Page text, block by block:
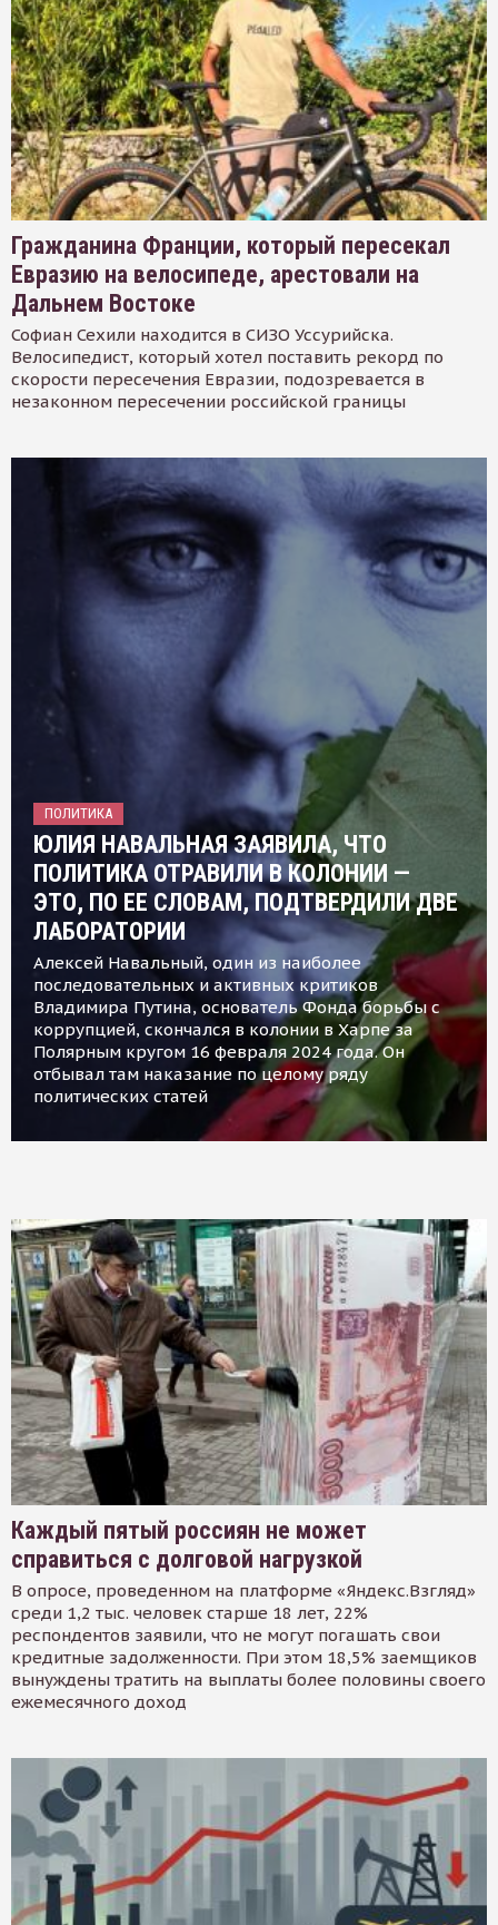
Гражданина Франции, который пересекал
Евразию на велосипеде, арестовали на
Дальнем Востоке
Софиан Сехили находится в СИЗО Уссурийска.
Велосипедист, который хотел поставить рекорд по
скорости пересечения Евразии, подозревается в
незаконном пересечении российской границы
ПОЛИТИКА
ЮЛИЯ НАВАЛЬНАЯ ЗАЯВИЛА, ЧТО
ПОЛИТИКА ОТРАВИЛИ В КОЛОНИИ —
ЭТО, ПО ЕЕ СЛОВАМ, ПОДТВЕРДИЛИ ДВЕ
ЛАБОРАТОРИИ
Алексей Навальный, один из наиболее
последовательных и активных критиков
Владимира Путина, основатель Фонда борьбы с
коррупцией, скончался в колонии в Харпе за
Полярным кругом 16 февраля 2024 года. Он
отбывал там наказание по целому ряду
политических статей
Каждый пятый россиян не может
справиться с долговой нагрузкой
В опросе, проведенном на платформе «Яндекс.Взгляд»
среди 1,2 тыс. человек старше 18 лет, 22%
респондентов заявили, что не могут погашать свои
кредитные задолженности. При этом 18,5% заемщиков
вынуждены тратить на выплаты более половины своего
ежемесячного доход